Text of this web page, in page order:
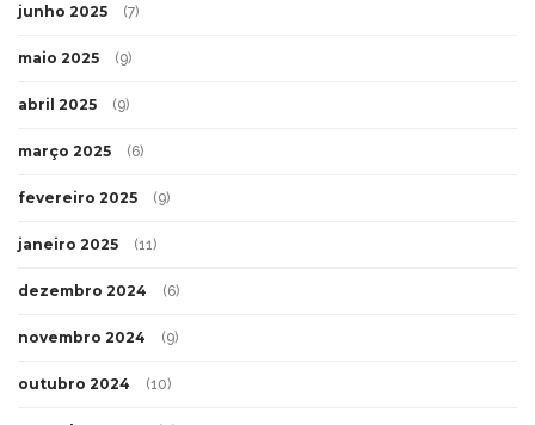
junho 2025 (7)
maio 2025 (9)
abril 2025 (9)
março 2025 (6)
fevereiro 2025 (9)
janeiro 2025 (11)
dezembro 2024 (6)
novembro 2024 (9)
outubro 2024 (10)